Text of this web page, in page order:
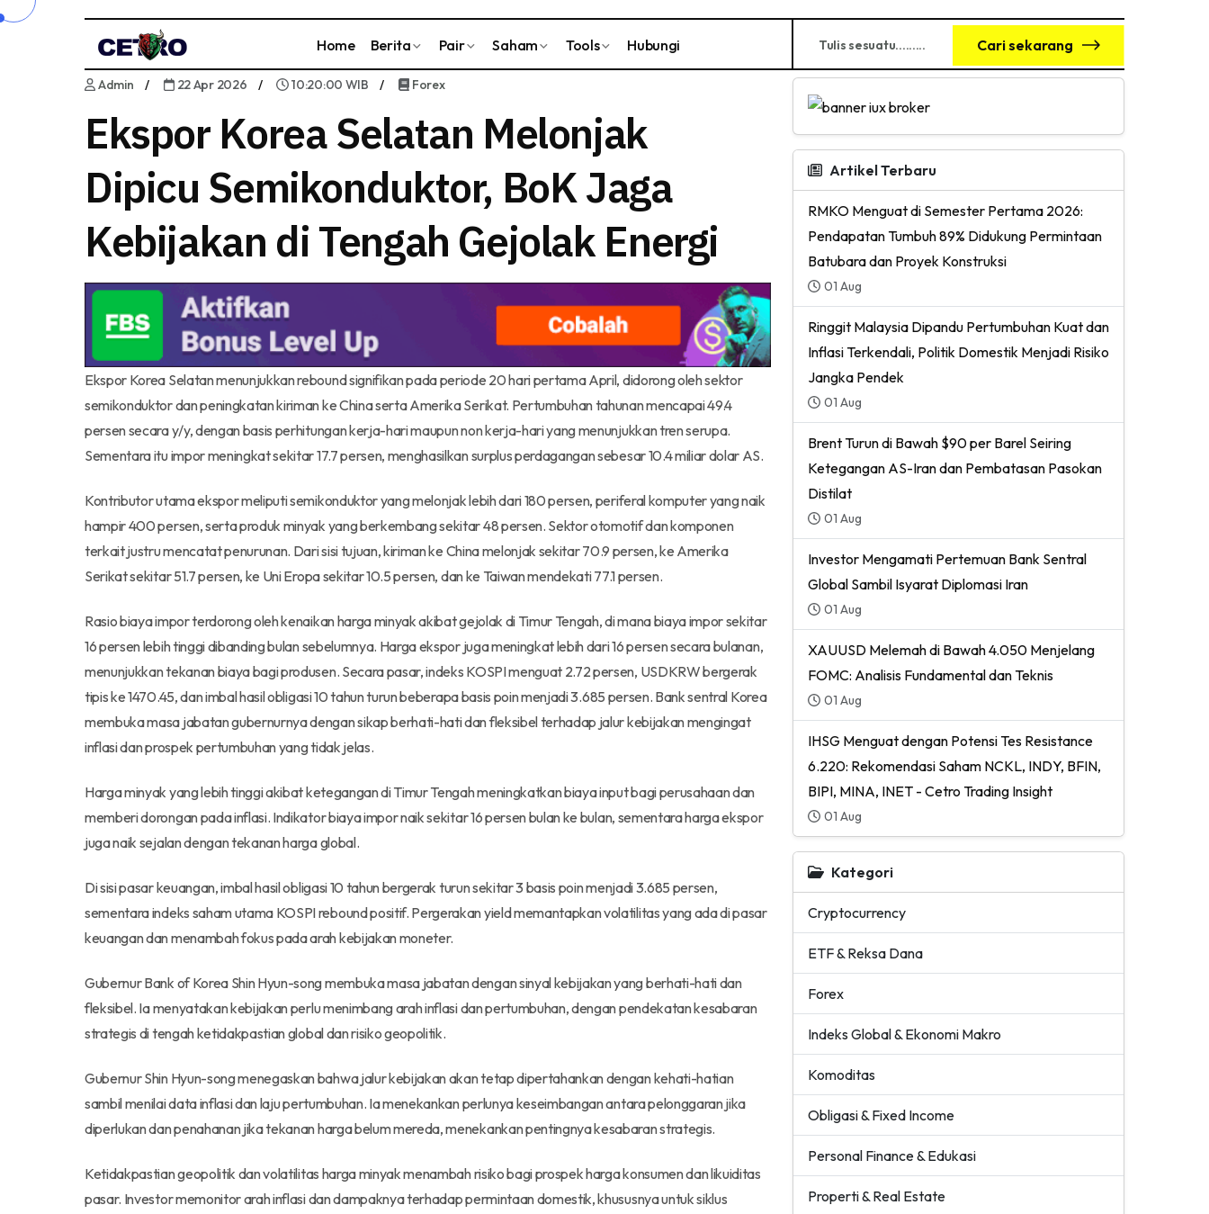
Home Berita Pair Saham Tools Hubungi Cari sekarang
Admin 22 Apr 2026 10:20:00 WIB Forex
Ekspor Korea Selatan Melonjak
Dipicu Semikonduktor, BoK Jaga
Kebijakan di Tengah Gejolak Energi
Ekspor Korea Selatan menunjukkan rebound signifikan pada periode 20 hari pertama April, didorong oleh sektor
semikonduktor dan peningkatan kiriman ke China serta Amerika Serikat. Pertumbuhan tahunan mencapai 49.4
persen secara y/y, dengan basis perhitungan kerja-hari maupun non kerja-hari yang menunjukkan tren serupa.
Sementara itu impor meningkat sekitar 17.7 persen, menghasilkan surplus perdagangan sebesar 10.4 miliar dolar AS.
Kontributor utama ekspor meliputi semikonduktor yang melonjak lebih dari 180 persen, periferal komputer yang naik
hampir 400 persen, serta produk minyak yang berkembang sekitar 48 persen. Sektor otomotif dan komponen
terkait justru mencatat penurunan. Dari sisi tujuan, kiriman ke China melonjak sekitar 70.9 persen, ke Amerika
Serikat sekitar 51.7 persen, ke Uni Eropa sekitar 10.5 persen, dan ke Taiwan mendekati 77.1 persen.
Rasio biaya impor terdorong oleh kenaikan harga minyak akibat gejolak di Timur Tengah, di mana biaya impor sekitar
16 persen lebih tinggi dibanding bulan sebelumnya. Harga ekspor juga meningkat lebih dari 16 persen secara bulanan,
menunjukkan tekanan biaya bagi produsen. Secara pasar, indeks KOSPI menguat 2.72 persen, USDKRW bergerak
tipis ke 1470.45, dan imbal hasil obligasi 10 tahun turun beberapa basis poin menjadi 3.685 persen. Bank sentral Korea
membuka masa jabatan gubernurnya dengan sikap berhati-hati dan fleksibel terhadap jalur kebijakan mengingat
inflasi dan prospek pertumbuhan yang tidak jelas.
Harga minyak yang lebih tinggi akibat ketegangan di Timur Tengah meningkatkan biaya input bagi perusahaan dan
memberi dorongan pada inflasi. Indikator biaya impor naik sekitar 16 persen bulan ke bulan, sementara harga ekspor
juga naik sejalan dengan tekanan harga global.
Di sisi pasar keuangan, imbal hasil obligasi 10 tahun bergerak turun sekitar 3 basis poin menjadi 3.685 persen,
sementara indeks saham utama KOSPI rebound positif. Pergerakan yield memantapkan volatilitas yang ada di pasar
keuangan dan menambah fokus pada arah kebijakan moneter.
Gubernur Bank of Korea Shin Hyun-song membuka masa jabatan dengan sinyal kebijakan yang berhati-hati dan
fleksibel. Ia menyatakan kebijakan perlu menimbang arah inflasi dan pertumbuhan, dengan pendekatan kesabaran
strategis di tengah ketidakpastian global dan risiko geopolitik.
Gubernur Shin Hyun-song menegaskan bahwa jalur kebijakan akan tetap dipertahankan dengan kehati-hatian
sambil menilai data inflasi dan laju pertumbuhan. Ia menekankan perlunya keseimbangan antara pelonggaran jika
diperlukan dan penahanan jika tekanan harga belum mereda, menekankan pentingnya kesabaran strategis.
Ketidakpastian geopolitik dan volatilitas harga minyak menambah risiko bagi prospek harga konsumen dan likuiditas
pasar. Investor memonitor arah inflasi dan dampaknya terhadap permintaan domestik, khususnya untuk siklus
Artikel Terbaru
RMKO Menguat di Semester Pertama 2026:
Pendapatan Tumbuh 89% Didukung Permintaan
Batubara dan Proyek Konstruksi
01 Aug
Ringgit Malaysia Dipandu Pertumbuhan Kuat dan
Inflasi Terkendali, Politik Domestik Menjadi Risiko
Jangka Pendek
01 Aug
Brent Turun di Bawah $90 per Barel Seiring
Ketegangan AS-Iran dan Pembatasan Pasokan
Distilat
01 Aug
Investor Mengamati Pertemuan Bank Sentral
Global Sambil Isyarat Diplomasi Iran
01 Aug
XAUUSD Melemah di Bawah 4.050 Menjelang
FOMC: Analisis Fundamental dan Teknis
01 Aug
IHSG Menguat dengan Potensi Tes Resistance
6.220: Rekomendasi Saham NCKL, INDY, BFIN,
BIPI, MINA, INET - Cetro Trading Insight
01 Aug
Kategori
Cryptocurrency
ETF & Reksa Dana
Forex
Indeks Global & Ekonomi Makro
Komoditas
Obligasi & Fixed Income
Personal Finance & Edukasi
Properti & Real Estate